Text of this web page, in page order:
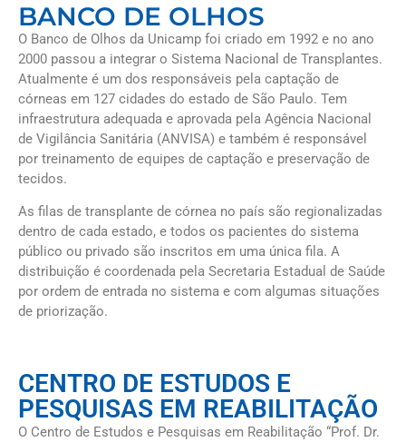
BANCO DE OLHOS
O Banco de Olhos da Unicamp foi criado em 1992 e no ano
2000 passou a integrar o Sistema Nacional de Transplantes.
Atualmente é um dos responsáveis pela captação de
córneas em 127 cidades do estado de São Paulo. Tem
infraestrutura adequada e aprovada pela Agência Nacional
de Vigilância Sanitária (ANVISA) e também é responsável
por treinamento de equipes de captação e preservação de
tecidos.
As filas de transplante de córnea no país são regionalizadas
dentro de cada estado, e todos os pacientes do sistema
público ou privado são inscritos em uma única fila. A
distribuição é coordenada pela Secretaria Estadual de Saúde
por ordem de entrada no sistema e com algumas situações
de priorização.
CENTRO DE ESTUDOS E
PESQUISAS EM REABILITAÇÃO
O Centro de Estudos e Pesquisas em Reabilitação “Prof. Dr.